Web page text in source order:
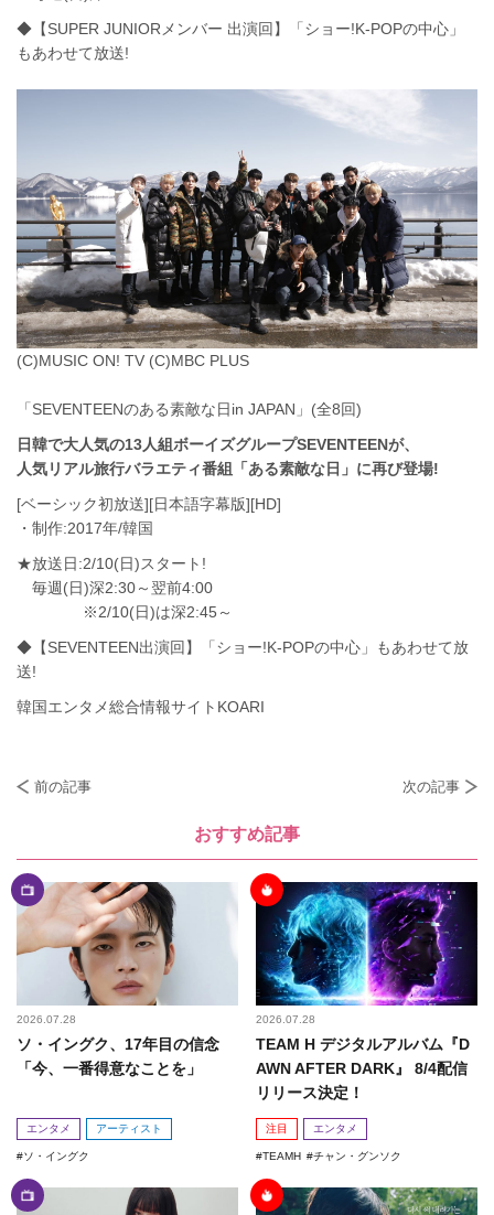
◆【SUPER JUNIORメンバー 出演回】「ショー!K-POPの中心」
もあわせて放送!
(C)MUSIC ON! TV (C)MBC PLUS
「SEVENTEENのある素敵な日in JAPAN」(全8回)
日韓で大人気の13人組ボーイズグループSEVENTEENが、
人気リアル旅行バラエティ番組「ある素敵な日」に再び登場!
[ベーシック初放送][日本語字幕版][HD]
・制作:2017年/韓国
★放送日:2/10(日)スタート!
毎週(日)深2:30～翌前4:00
※2/10(日)は深2:45～
◆【SEVENTEEN出演回】「ショー!K-POPの中心」もあわせて放
送!
韓国エンタメ総合情報サイトKOARI
前の記事 次の記事
おすすめ記事
2026.07.28
ソ・イングク、17年目の信念
「今、一番得意なことを」
エンタメ アーティスト
ソ・イングク
2026.07.28
TEAM H デジタルアルバム『D
AWN AFTER DARK』 8/4配信
リリース決定！
注目 エンタメ
TEAMH チャン・グンソク